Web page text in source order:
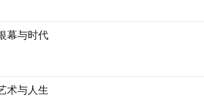
幕与时代
术与人生